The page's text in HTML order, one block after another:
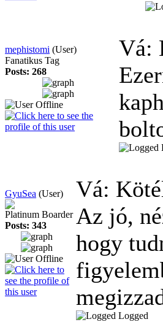
mephistomi (User)
Fanatikus Tag
Posts: 268
Vá:
GyuSea (User)
Platinum Boarder
Posts: 343
Vá:
Az jó,
hogy
Logged